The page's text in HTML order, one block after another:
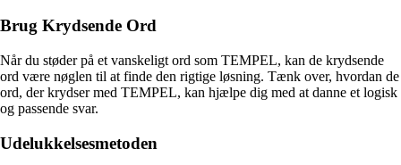
Brug Krydsende Ord
Når du støder på et vanskeligt ord som TEMPEL, kan de krydsende
ord være nøglen til at finde den rigtige løsning. Tænk over, hvordan de
ord, der krydser med TEMPEL, kan hjælpe dig med at danne et logisk
og passende svar.
Udelukkelsesmetoden